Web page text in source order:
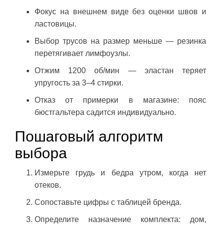
Фокус на внешнем виде без оценки швов и
ластовицы.
Выбор трусов на размер меньше — резинка
перетягивает лимфоузлы.
Отжим 1200 об/мин — эластан теряет
упругость за 3–4 стирки.
Отказ от примерки в магазине: пояс
бюстгальтера садится индивидуально.
Пошаговый алгоритм
выбора
Измерьте грудь и бедра утром, когда нет
отеков.
Сопоставьте цифры с таблицей бренда.
Определите назначение комплекта: дом,